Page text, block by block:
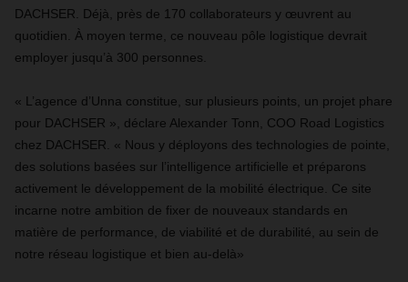
DACHSER. Déjà, près de 170 collaborateurs y œuvrent au
quotidien. À moyen terme, ce nouveau pôle logistique devrait
employer jusqu’à 300 personnes.
« L’agence d’Unna constitue, sur plusieurs points, un projet phare
pour DACHSER », déclare Alexander Tonn, COO Road Logistics
chez DACHSER. « Nous y déployons des technologies de pointe,
des solutions basées sur l’intelligence artificielle et préparons
activement le développement de la mobilité électrique. Ce site
incarne notre ambition de fixer de nouveaux standards en
matière de performance, de viabilité et de durabilité, au sein de
notre réseau logistique et bien au-delà»